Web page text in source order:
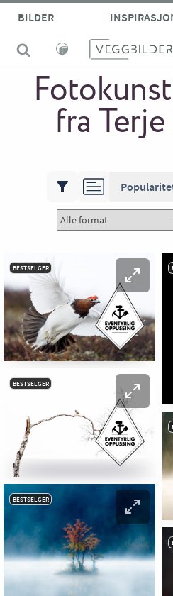
BILDER
fra
BESTSELGER
BESTSELGER
BESTSELGER